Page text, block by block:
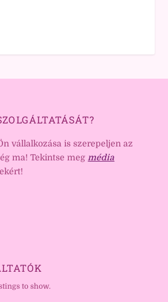
vállalkozása is szerepeljen az
ma! Tekintse meg média
to show.